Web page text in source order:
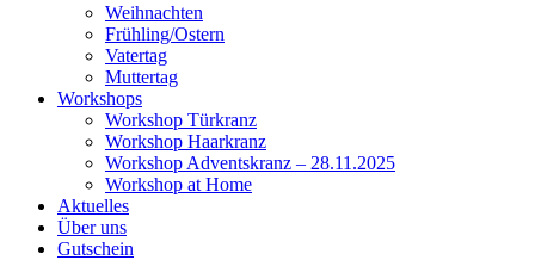
Weihnachten
Frühling/Ostern
Vatertag
Muttertag
Workshops
Workshop Türkranz
Workshop Haarkranz
Workshop Adventskranz – 28.11.2025
Workshop at Home
Aktuelles
Über uns
Gutschein